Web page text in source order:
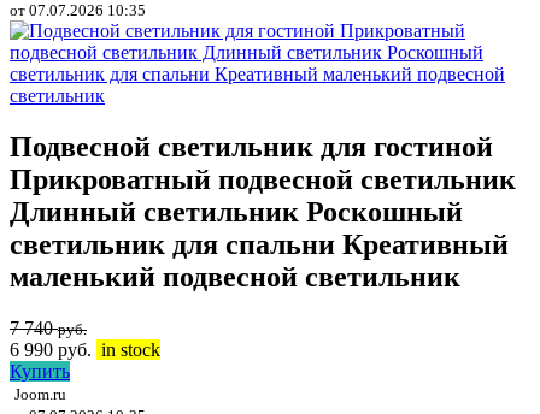
от 07.07.2026 10:35
Подвесной светильник для гостиной
Прикроватный подвесной светильник
Длинный светильник Роскошный
светильник для спальни Креативный
маленький подвесной светильник
7 740руб.
6 990 руб. in stock
Купить
Joom.ru